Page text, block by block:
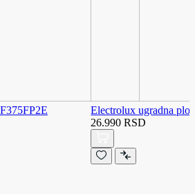
Electrolux ugradna
26.990 RSD